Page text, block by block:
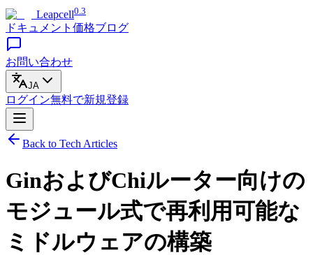
Leapcell0.3
ドキュメント 価格ブログ
お問い合わせ
JA
ログイン無料で新規登録
Back to Tech Articles
GinおよびChiルーター向けの
モジュール式で再利用可能な
ミドルウェアの構築